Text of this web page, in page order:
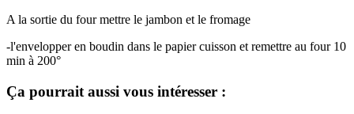
A la sortie du four mettre le jambon et le fromage
-l'envelopper en boudin dans le papier cuisson et remettre au four 10
min à 200°
Ça pourrait aussi vous intéresser :